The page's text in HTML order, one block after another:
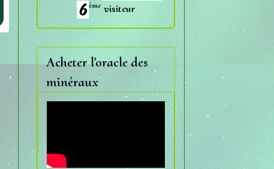
ème visiteur
Acheter l'oracle des
minéraux